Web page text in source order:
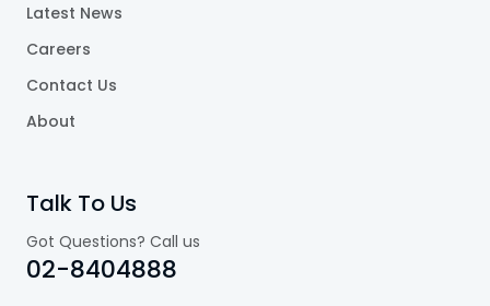
Latest News
Careers
Contact Us
About
Talk To Us
Got Questions? Call us
02-8404888